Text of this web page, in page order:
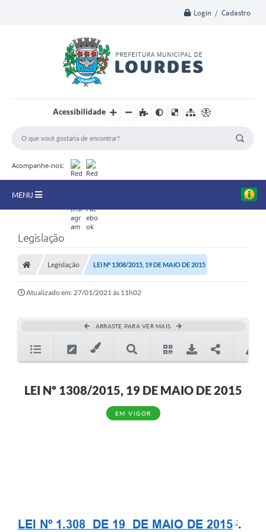
Login / Cadastro
Acessibilidade
Acompanhe-nos:
MENU
Secretarias
Editais
Telefones Úteis
Acesso a Informação
Contato
REQUERIMENTO DE RESTITUIÇÃO DA TAXA DE INSCRIÇÃO
A Prefeitura
Legislação
Legislação LEI Nº 1308/2015, 19 DE MAIO DE 2015
Atualizado em: 27/01/2021 às 11h02
ARRASTE PARA VER MAIS
LEI Nº 1308/2015, 19 DE MAIO DE 2015
EM VIGOR
LEI Nº 1.308 DE 19 DE MAIO DE 2015 .